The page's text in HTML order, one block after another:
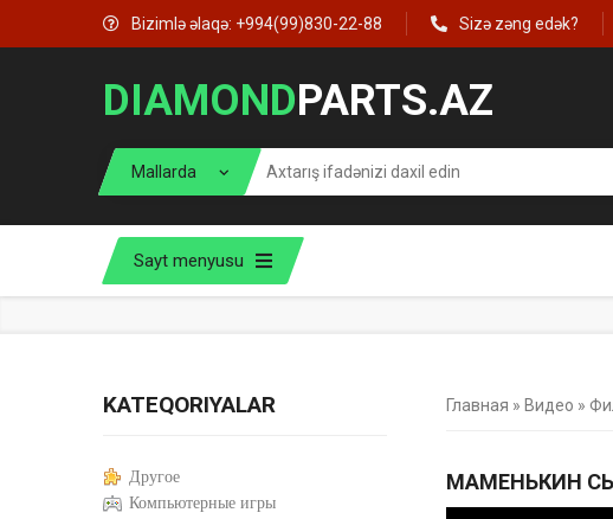
Bizimlə əlaqə: +994(99)830-22-88 Sizə zəng edək?
DIAMONDPARTS.AZ
Sayt menyusu
Главная » Видео »
МАМЕНЬКИН
KATEQORIYALAR
Другое
Компьютерные игры